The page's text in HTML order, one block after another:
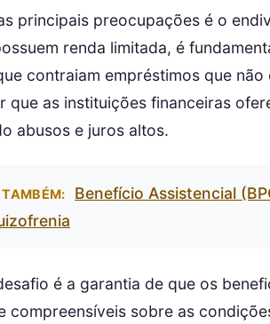
principais preocupações é o
renda limitada, é
contraiam empréstimos que
que as instituições financeiras
abusos e juros altos.
TAMBÉM:
Benefício Assistencial
é a garantia de que os
compreensíveis sobre as